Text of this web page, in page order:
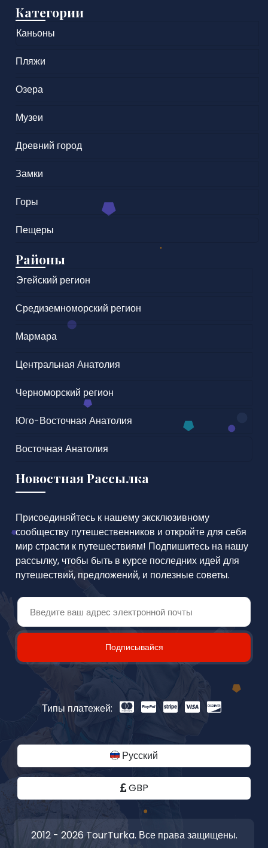
Категории
Каньоны
Пляжи
Озера
Музеи
Древний город
Замки
Горы
Пещеры
Районы
Эгейский регион
Средиземноморский регион
Мармара
Центральная Анатолия
Черноморский регион
Юго-Восточная Анатолия
Восточная Анатолия
Новостная Рассылка
Присоединяйтесь к нашему эксклюзивному
сообществу путешественников и откройте для себя
мир страсти к путешествиям! Подпишитесь на нашу
рассылку, чтобы быть в курсе последних идей для
путешествий, предложений, и полезные советы.
Подписывайся
Типы платежей:
Русский
GBP
2012 - 2026 TourTurka. Все права защищены.